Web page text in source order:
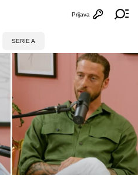
Otvori
Prijava
SERIE A